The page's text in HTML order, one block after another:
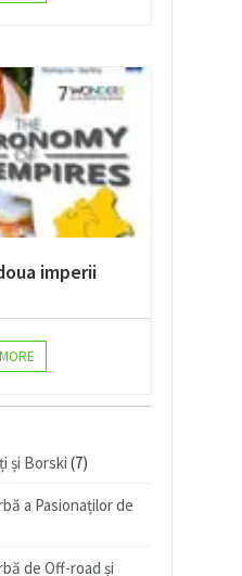
imperii
și Borski (7)
a Pasionaților de
de Off-road și